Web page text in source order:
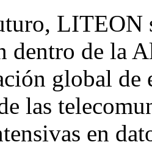
LITEON
dentro de la
global de
las
en